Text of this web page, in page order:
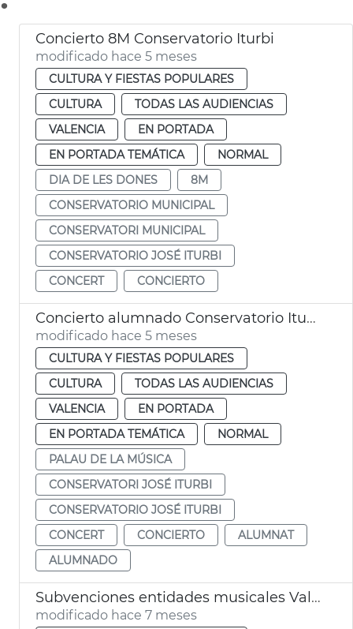
Concierto 8M Conservatorio Iturbi
modificado hace 5 meses
CULTURA Y FIESTAS POPULARES
CULTURA
TODAS LAS AUDIENCIAS
VALENCIA
EN PORTADA
EN PORTADA TEMÁTICA
NORMAL
DIA DE LES DONES
8M
CONSERVATORIO MUNICIPAL
CONSERVATORI MUNICIPAL
CONSERVATORIO JOSÉ ITURBI
CONCERT
CONCIERTO
Concierto alumnado Conservatorio Iturbi en el Palau de la Música de València
modificado hace 5 meses
CULTURA Y FIESTAS POPULARES
CULTURA
TODAS LAS AUDIENCIAS
VALENCIA
EN PORTADA
EN PORTADA TEMÁTICA
NORMAL
PALAU DE LA MÚSICA
CONSERVATORI JOSÉ ITURBI
CONSERVATORIO JOSÉ ITURBI
CONCERT
CONCIERTO
ALUMNAT
ALUMNADO
Subvenciones entidades musicales València
modificado hace 7 meses